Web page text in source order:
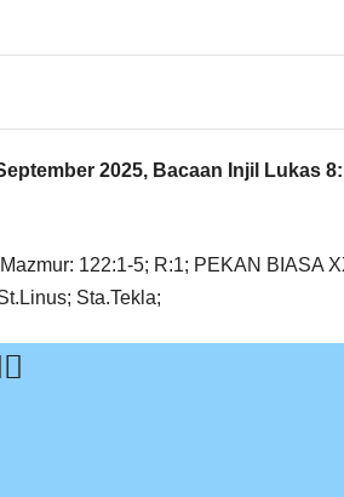
2025, Bacaan Injil Lukas
122:1-5; R:1; PEKAN BIASA
Sta.Tekla;